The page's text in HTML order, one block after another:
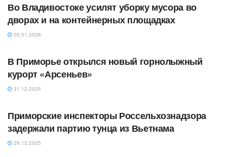
Во Владивостоке усилят уборку мусора во
дворах и на контейнерных площадках
05.01.2026
В Приморье открылся новый горнолыжный
курорт «Арсеньев»
31.12.2025
Приморские инспекторы Россельхознадзора
задержали партию тунца из Вьетнама
29.12.2025